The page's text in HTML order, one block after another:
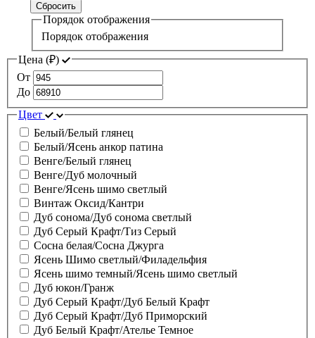
Сбросить
Порядок отображения
Порядок отображения
Цена (₽)
От
До
Цвет
Белый/Белый глянец
Белый/Ясень анкор патина
Венге/Белый глянец
Венге/Дуб молочный
Венге/Ясень шимо светлый
Винтаж Оксид/Кантри
Дуб сонома/Дуб сонома светлый
Дуб Серый Крафт/Тиз Серый
Сосна белая/Сосна Джурга
Ясень Шимо светлый/Филадельфия
Ясень шимо темный/Ясень шимо светлый
Дуб юкон/Гранж
Дуб Серый Крафт/Дуб Белый Крафт
Дуб Серый Крафт/Дуб Приморский
Дуб Белый Крафт/Ателье Темное